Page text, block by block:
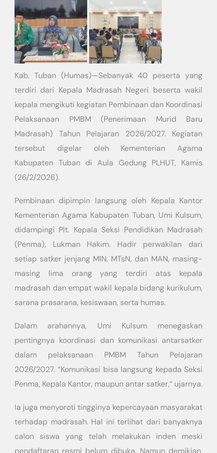
Kab. Tuban (Humas)—Sebanyak 40 peserta yang
terdiri dari Kepala Madrasah Negeri beserta wakil
kepala mengikuti kegiatan Pembinaan dan Koordinasi
Pelaksanaan PMBM (Penerimaan Murid Baru
Madrasah) Tahun Pelajaran 2026/2027. Kegiatan
tersebut digelar oleh Kementerian Agama
Kabupaten Tuban di Aula Gedung PLHUT, Kamis
(26/2/2026).
Pembinaan dipimpin langsung oleh Kepala Kantor
Kementerian Agama Kabupaten Tuban, Umi Kulsum,
didampingi Plt. Kepala Seksi Pendidikan Madrasah
(Penma), Lukman Hakim. Hadir perwakilan dari
setiap satker jenjang MIN, MTsN, dan MAN, masing-
masing lima orang yang terdiri atas kepala
madrasah dan empat wakil kepala bidang kurikulum,
sarana prasarana, kesiswaan, serta humas.
Dalam arahannya, Umi Kulsum menegaskan
pentingnya koordinasi dan komunikasi antarsatker
dalam pelaksanaan PMBM Tahun Pelajaran
2026/2027. “Komunikasi bisa langsung kepada Seksi
Penma, Kepala Kantor, maupun antar satker,” ujarnya.
Ia juga menyoroti tingginya kepercayaan masyarakat
terhadap madrasah. Hal ini terlihat dari banyaknya
calon siswa yang telah melakukan inden meski
pendaftaran resmi belum dibuka. Namun demikian,